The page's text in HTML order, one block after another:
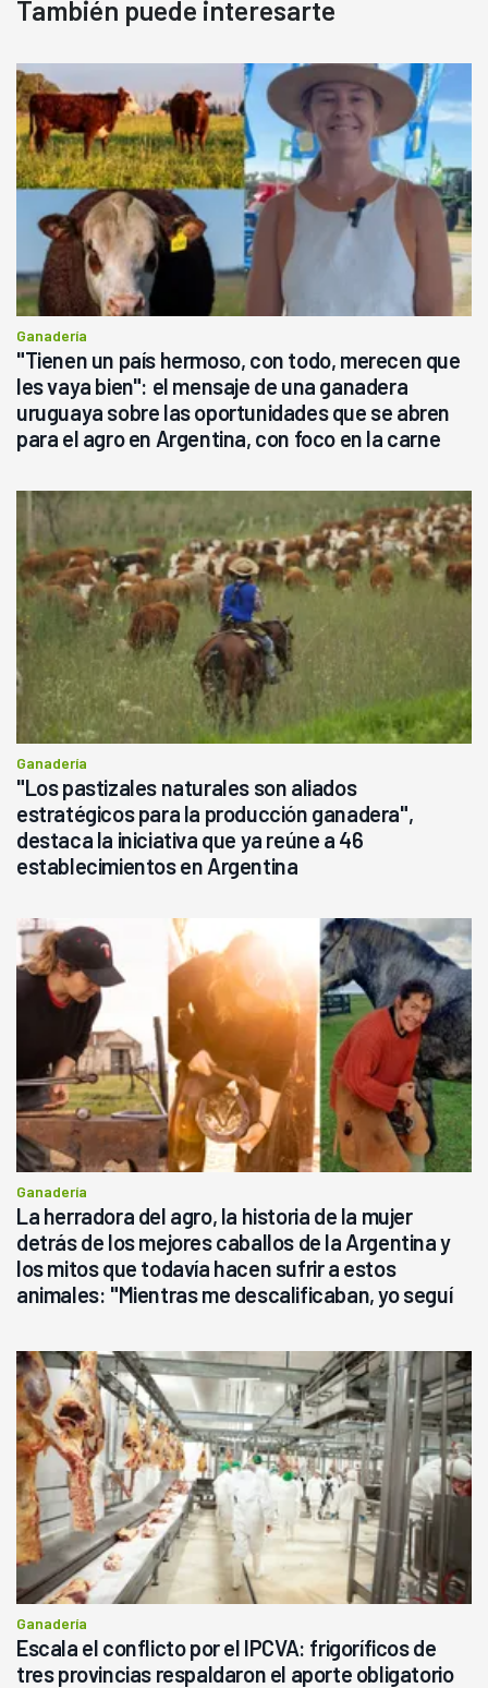
También puede interesarte
Ganadería
"Tienen un país hermoso, con todo, merecen que
les vaya bien": el mensaje de una ganadera
uruguaya sobre las oportunidades que se abren
para el agro en Argentina, con foco en la carne
Ganadería
"Los pastizales naturales son aliados
estratégicos para la producción ganadera",
destaca la iniciativa que ya reúne a 46
establecimientos en Argentina
Ganadería
La herradora del agro, la historia de la mujer
detrás de los mejores caballos de la Argentina y
los mitos que todavía hacen sufrir a estos
animales: "Mientras me descalificaban, yo seguí
Ganadería
Escala el conflicto por el IPCVA: frigoríficos de
tres provincias respaldaron el aporte obligatorio